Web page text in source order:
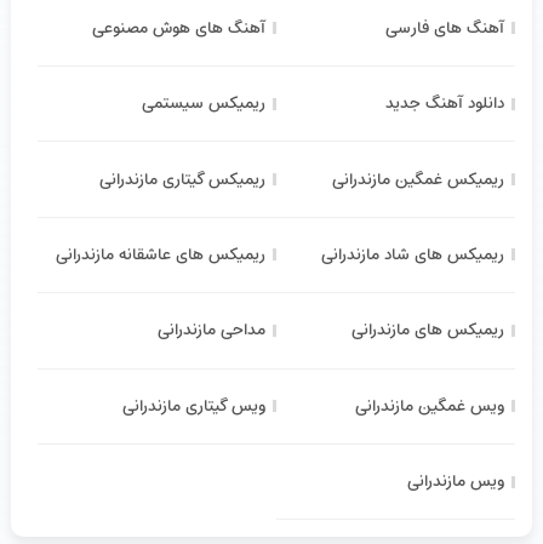
آهنگ های فارسی آهنگ های هوش مصنوعی
دانلود آهنگ جدید ریمیکس سیستمی
ریمیکس غمگین مازندرانی ریمیکس گیتاری مازندرانی
ریمیکس های شاد مازندرانی ریمیکس های عاشقانه مازندرانی
ریمیکس های مازندرانی مداحی مازندرانی
ویس غمگین مازندرانی ویس گیتاری مازندرانی
ویس مازندرانی